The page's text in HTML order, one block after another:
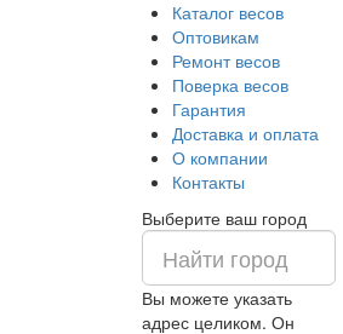
Каталог весов
Оптовикам
Ремонт весов
Поверка весов
Гарантия
Доставка и оплата
О компании
Контакты
Выберите ваш город
Вы можете указать
адрес целиком. Он